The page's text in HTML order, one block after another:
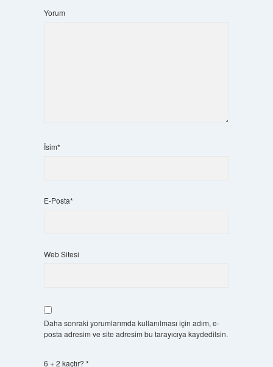
Yorum
İsim*
E-Posta*
Web Sitesi
Daha sonraki yorumlarımda kullanılması için adım, e-
posta adresim ve site adresim bu tarayıcıya kaydedilsin.
6 + 2 kaçtır? *